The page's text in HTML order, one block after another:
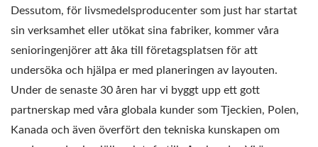
Dessutom, för livsmedelsproducenter som just har startat
sin verksamhet eller utökat sina fabriker, kommer våra
senioringenjörer att åka till företagsplatsen för att
undersöka och hjälpa er med planeringen av layouten.
Under de senaste 30 åren har vi byggt upp ett gott
partnerskap med våra globala kunder som Tjeckien, Polen,
Kanada och även överfört den tekniska kunskapen om